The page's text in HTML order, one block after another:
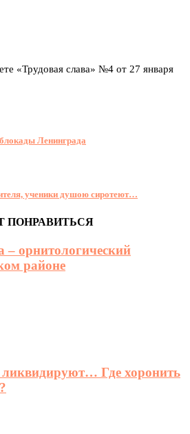
«Трудовая слава» №4 от 27 января
Ленинграда
ученики душою сиротеют…
ПОНРАВИТЬСЯ
орнитологический
районе
Где хоронить